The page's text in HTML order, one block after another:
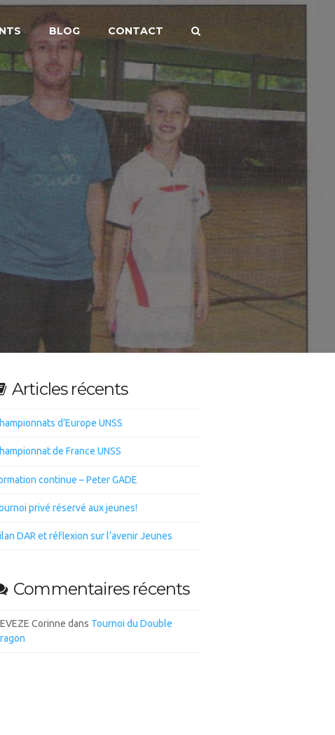
BLOG CONTACT
Articles récents
d’Europe UNSS
de France UNSS
continue – Peter GADE
privé réservé aux jeunes!
DAR et réflexion sur l’avenir Jeunes
Commentaires récents
Corinne dans Tournoi du Double